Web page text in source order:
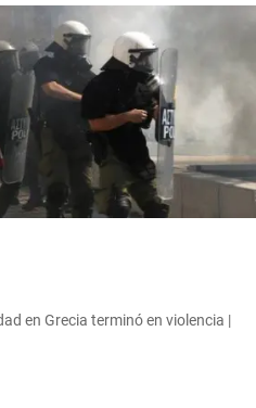
en Grecia terminó en violencia |